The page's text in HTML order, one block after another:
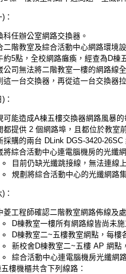
：
科任辦公室網路交換器。
二階教室及綜合活動中心網路環境
約5點，全校網路癱瘓，經查為D棟
公司無法將二階教室一樓的網路線
這一台交換器，再從這一台交換器
：
可能造成A棟五樓交換器網路風暴
都提供 2 個網路埠，且都位於教室
採購的兩台 DLink DGS-3420-
將綜合活動中心連電腦機房的光纖
目前仍缺光纖跳接線，無法連線
規劃將綜合活動中心的光纖網路
：
菱工程師確認二階教室網路佈線及
D棟教室一樓所有網路線皆尚未
D棟教室二~五樓教室網點，每樓
新校舍D棟教室二~五樓 AP 網點
綜合活動中心連電腦機房光纖網
樓機櫃共含下列線路：